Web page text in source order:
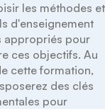
les méthodes et
d'enseignement
appropriés pour
ces objectifs. Au
cette formation,
des clés
pour